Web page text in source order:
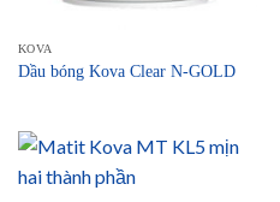
KOVA
Dầu bóng Kova Clear N-GOLD